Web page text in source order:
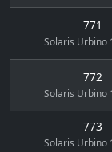
771
Solaris Urbino
772
Solaris Urbino
773
Solaris Urbino